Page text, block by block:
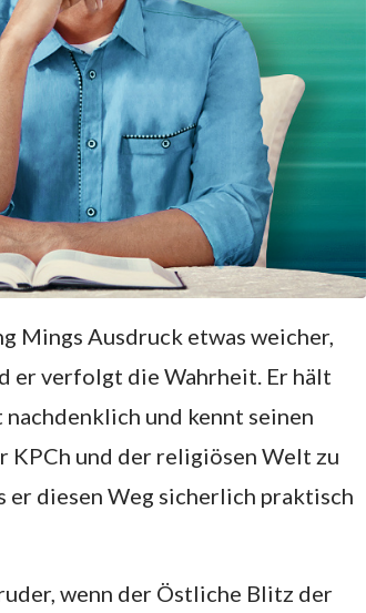
Mings Ausdruck etwas weicher,
er verfolgt die Wahrheit. Er hält
und kennt seinen
KPCh und der religiösen Welt zu
diesen Weg sicherlich praktisch
wenn der Östliche Blitz der